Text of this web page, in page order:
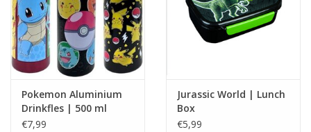
Pokemon Aluminium
Drinkfles | 500 ml
€7,99
Jurassic World | Lunch
Box
€5,99